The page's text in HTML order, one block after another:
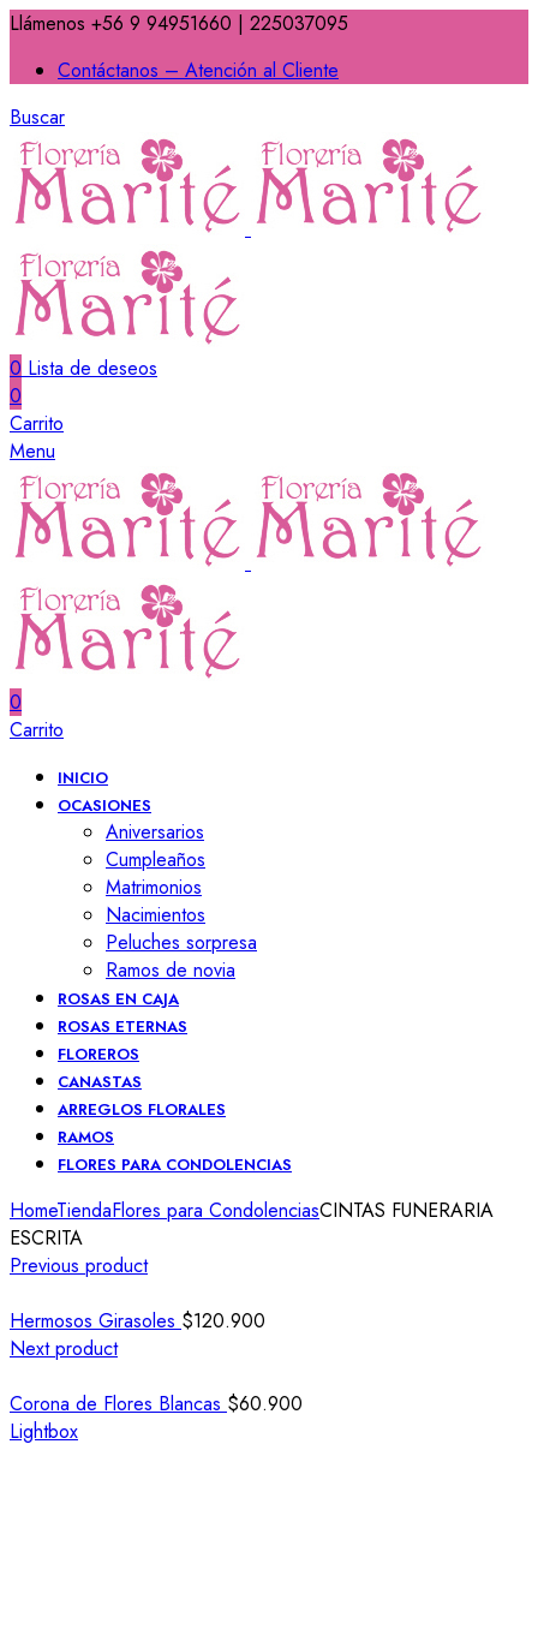
Llámenos +56 9 94951660 | 225037095
Contáctanos – Atención al Cliente
Buscar
0 Lista de deseos
0
Carrito
Menu
0
Carrito
INICIO
OCASIONES
Aniversarios
Cumpleaños
Matrimonios
Nacimientos
Peluches sorpresa
Ramos de novia
ROSAS EN CAJA
ROSAS ETERNAS
FLOREROS
CANASTAS
ARREGLOS FLORALES
RAMOS
FLORES PARA CONDOLENCIAS
HomeTiendaFlores para CondolenciasCINTAS FUNERARIA
ESCRITA
Previous product
Hermosos Girasoles $120.900
Next product
Corona de Flores Blancas $60.900
Lightbox